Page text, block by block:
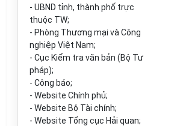
- UBND tỉnh, thành phố trực
thuộc TW;
- Phòng Thương mại và Công
nghiệp Việt Nam;
- Cục Kiểm tra văn bản (Bộ Tư
pháp);
- Công báo;
- Website Chính phủ;
- Website Bộ Tài chính;
- Website Tổng cục Hải quan;